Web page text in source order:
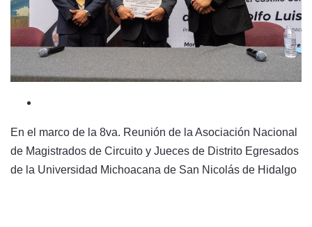
En el marco de la 8va. Reunión de la Asociación Nacional
de Magistrados de Circuito y Jueces de Distrito Egresados
de la Universidad Michoacana de San Nicolás de Hidalgo